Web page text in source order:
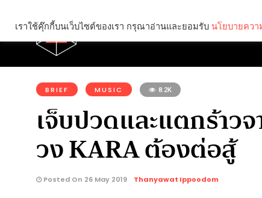
คุณกำลังอ่าน:
BRIEF MUSIC 8.2K
เจ็บปวดและแตกร้าว
วง KARA ต้องต่อสู้
Posted On 26 May 2019 Thanyawat Ippoodom
เราใช้คุ๊กกี้บนเว็บไซต์ของเรา กรุณาอ่านและยอมรับ นโยบายควา